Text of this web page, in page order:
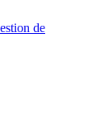
de